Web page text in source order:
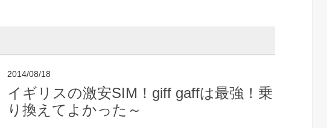
2014/08/18
イギリスの激安SIM！giff gaffは最強！乗
り換えてよかった～